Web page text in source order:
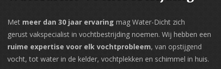
Met meer dan 30 jaar ervaring mag Water-Dicht zich
gerust vakspecialist in vochtbestrijding noemen. Wij hebben een
ruime expertise voor elk vochtprobleem, van opstijgend
vocht, tot water in de kelder, vochtplekken en schimmel in huis.